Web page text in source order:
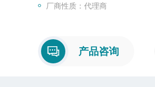
进行定制。
厂商性质：代理商
产品咨询